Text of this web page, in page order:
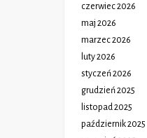
czerwiec 2026
maj 2026
marzec 2026
luty 2026
styczeń 2026
grudzień 2025
listopad 2025
październik 2025